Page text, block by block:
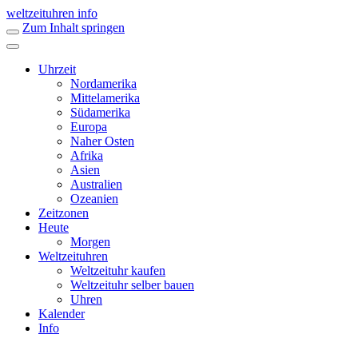
weltzeituhren info
Zum Inhalt springen
Uhrzeit
Nordamerika
Mittelamerika
Südamerika
Europa
Naher Osten
Afrika
Asien
Australien
Ozeanien
Zeitzonen
Heute
Morgen
Weltzeituhren
Weltzeituhr kaufen
Weltzeituhr selber bauen
Uhren
Kalender
Info